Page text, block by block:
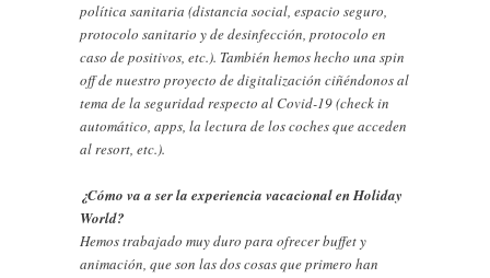
política sanitaria (distancia social, espacio seguro,
protocolo sanitario y de desinfección, protocolo en
caso de positivos, etc.). También hemos hecho una spin
off de nuestro proyecto de digitalización ciñéndonos al
tema de la seguridad respecto al Covid-19 (check in
automático, apps, la lectura de los coches que acceden
al resort, etc.).
¿Cómo va a ser la experiencia vacacional en Holiday
World?
Hemos trabajado muy duro para ofrecer buffet y
animación, que son las dos cosas que primero han